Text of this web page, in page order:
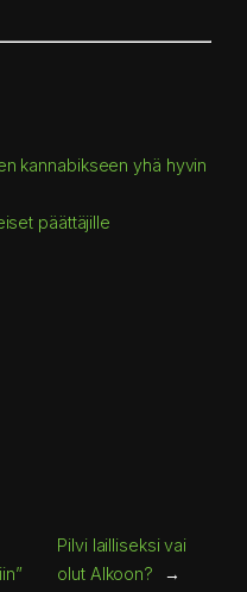
kannabikseen yhä hyvin
päättäjille
Pilvi lailliseksi vai
olut Alkoon?
→